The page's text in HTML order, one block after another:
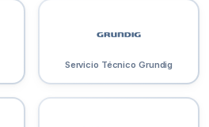
Servicio Técnico Grundig